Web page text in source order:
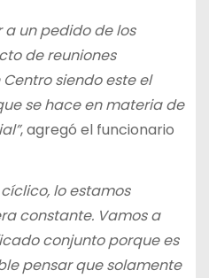
a un pedido de los
de reuniones
siendo este el
se hace en materia de
, agregó el funcionario
lo estamos
constante. Vamos a
conjunto porque es
pensar que solamente